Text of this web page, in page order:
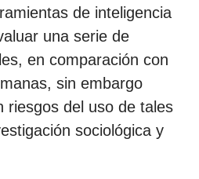
de inteligencia
una serie de
en comparación con
sin embargo
riesgos del uso de tales
sociológica y